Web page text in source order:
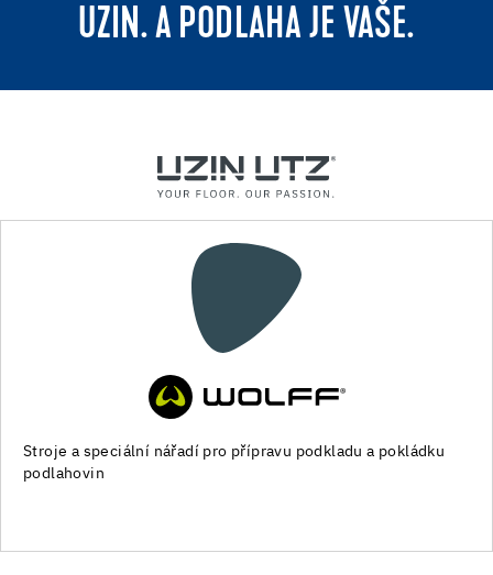
UZIN. A PODLAHA JE VAŠE.
Stroje a speciální nářadí pro přípravu podkladu a pokládku
podlahovin